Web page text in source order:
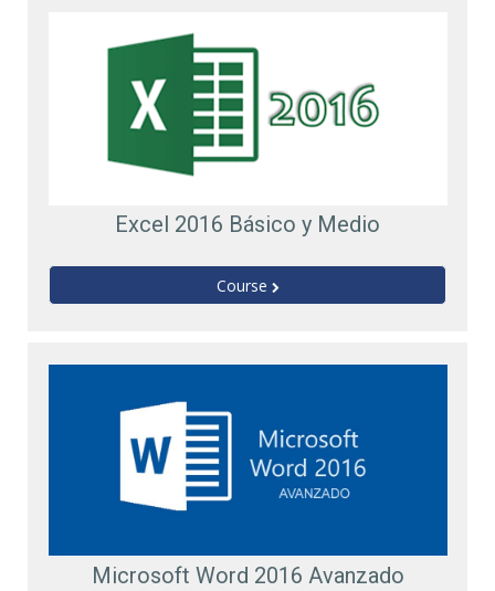
Excel 2016 Básico y Medio
Course
Microsoft Word 2016 Avanzado